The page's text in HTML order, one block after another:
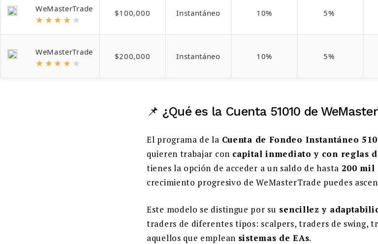
WeMasterTrade
★ ★★ ★ ★
$100,000 Instantáneo 10% 5%
WeMasterTrade
★ ★★ ★ ★
$200,000 Instantáneo 10% 5%
📌 ¿Qué es la Cuenta 51010 de
El programa de la Cuenta de Fondeo Instantáneo
quieren trabajar con capital inmediato y con reglas
tienes la opción de acceder a un saldo de hasta 200 mil
crecimiento progresivo de WeMasterTrade puedes
Este modelo se distingue por su sencillez y
traders de diferentes tipos: scalpers, traders de swing,
aquellos que emplean sistemas de EAs.